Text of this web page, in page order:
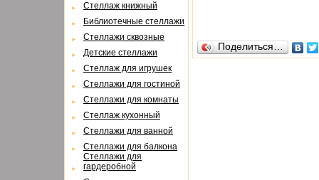
Стеллаж книжный
Библиотечные стеллажи
Стеллажи сквозные
Детские стеллажи
Стеллаж для игрушек
Стеллажи для гостиной
Стеллажи для комнаты
Cтеллаж кухонный
Cтеллажи для ванной
Стеллажи для балкона
Cтеллажи для
гардеробной
Поделиться…